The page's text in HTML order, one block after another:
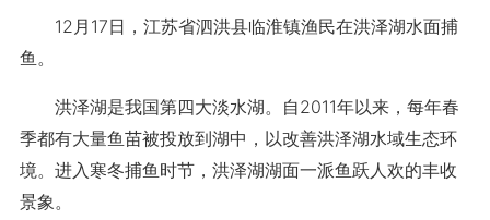
12月17日，江苏省泗洪县临淮镇渔民在洪泽湖水面捕
鱼。
洪泽湖是我国第四大淡水湖。自2011年以来，每年春
季都有大量鱼苗被投放到湖中，以改善洪泽湖水域生态环
境。进入寒冬捕鱼时节，洪泽湖湖面一派鱼跃人欢的丰收
景象。